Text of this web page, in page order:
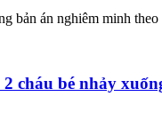
bản án nghiêm minh
cháu bé nhảy